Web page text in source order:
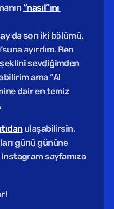
“nasıl”ını
da son iki bölümü,
ayırdım. Ben
sevdiğimden
ama “AI
ulaşabilirsin.
günü gününe
takip etmek istersen Instagram sayfamıza